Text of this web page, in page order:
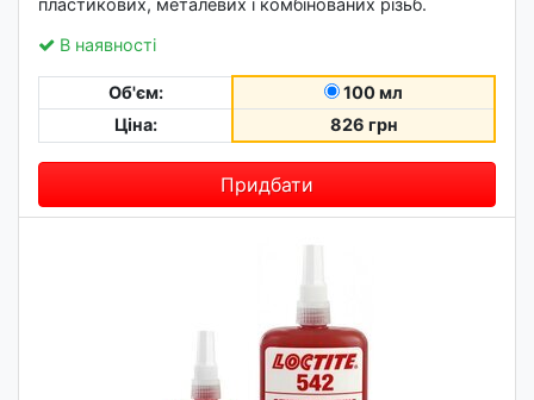
В наявності
Об'єм:
100 мл
Ціна:
826 грн
Придбати